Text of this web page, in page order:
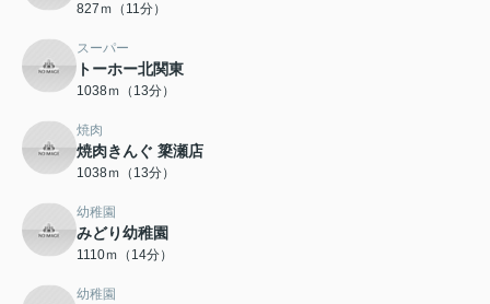
827ｍ（11分）
スーパー
トーホー北関東
1038ｍ（13分）
焼肉
焼肉きんぐ 簗瀬店
1038ｍ（13分）
幼稚園
みどり幼稚園
1110ｍ（14分）
幼稚園